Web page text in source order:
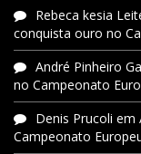
Rebeca kesia
conquista ouro no
André Pinheiro
no Campeonato
Denis Prucoli em
Campeonato